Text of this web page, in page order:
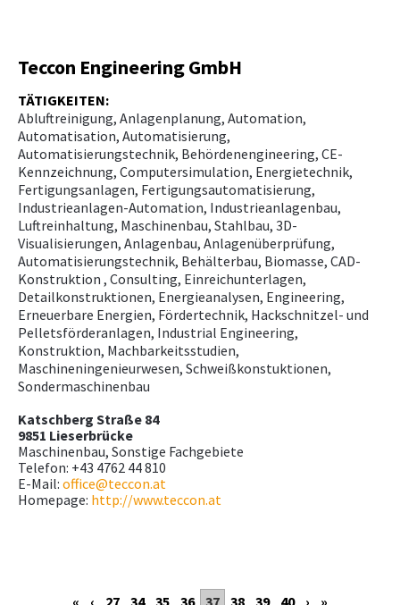
Teccon Engineering GmbH
TÄTIGKEITEN:
Abluftreinigung, Anlagenplanung, Automation,
Automatisation, Automatisierung,
Automatisierungstechnik, Behördenengineering, CE-
Kennzeichnung, Computersimulation, Energietechnik,
Fertigungsanlagen, Fertigungsautomatisierung,
Industrieanlagen-Automation, Industrieanlagenbau,
Luftreinhaltung, Maschinenbau, Stahlbau, 3D-
Visualisierungen, Anlagenbau, Anlagenüberprüfung,
Automatisierungstechnik, Behälterbau, Biomasse, CAD-
Konstruktion , Consulting, Einreichunterlagen,
Detailkonstruktionen, Energieanalysen, Engineering,
Erneuerbare Energien, Fördertechnik, Hackschnitzel- und
Pelletsförderanlagen, Industrial Engineering,
Konstruktion, Machbarkeitsstudien,
Maschineningenieurwesen, Schweißkonstuktionen,
Sondermaschinenbau
Katschberg Straße 84
9851 Lieserbrücke
Maschinenbau, Sonstige Fachgebiete
Telefon: +43 4762 44 810
E-Mail: office@teccon.at
Homepage: http://www.teccon.at
« ‹ 27 34 35 36 37 38 39 40 › »